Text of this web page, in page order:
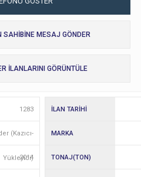
SAHİBİNE MESAJ GÖNDER
İLANLARINI GÖRÜNTÜLE
1283 İLAN TARİHİ
(Kazıcı-
Yükleyici)
MARKA
2014 TONAJ(TON)